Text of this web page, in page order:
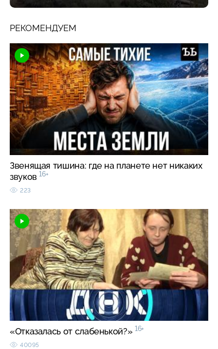
РЕКОМЕНДУЕМ
Звенящая тишина: где на планете нет никаких
звуков 16+
223
«Отказалась от слабенькой?» 16+
40095